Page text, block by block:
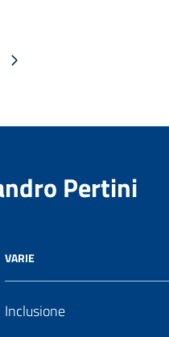
successiva
Pertini
VARIE
Inclusione